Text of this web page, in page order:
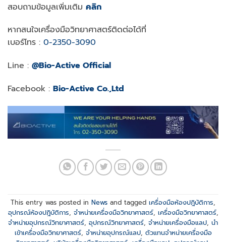
สอบถามข้อมูลเพิ่มเติม คลิก
หากสนใจเครื่องมือวิทยาศาสตร์ติดต่อได้ที่
เบอร์โทร : 0-2350-3090
Line : @Bio-Active Official
Facebook : Bio-Active Co.,Ltd
This entry was posted in News and tagged เครื่องมือห้องปฎิบัติการ,
อุปกรณ์ห้องปฎิบัติการ, จำหน่ายเครื่องมือวิทยาศาสตร์, เครื่องมือวิทยาศาสตร์,
จำหน่ายอุปกรณ์วิทยาศาสตร์, อุปกรณ์วิทยาศาสตร์, จำหน่ายเครื่องมือแลป, นำ
เข้าเครื่องมือวิทยาศาสตร์, จำหน่ายอุปกรณ์แลป, ตัวแทนจำหน่ายเครื่องมือ